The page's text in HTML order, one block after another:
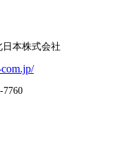
日本株式会社
7760